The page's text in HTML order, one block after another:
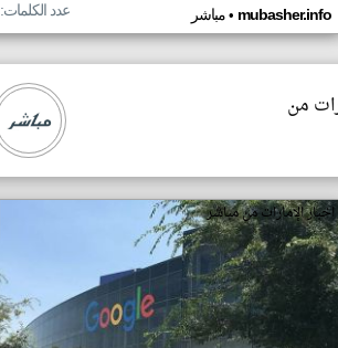
مباشر• mubasher.info عدد الكلمات: ١٨٤
من
اخبار الإمارات من مباشر